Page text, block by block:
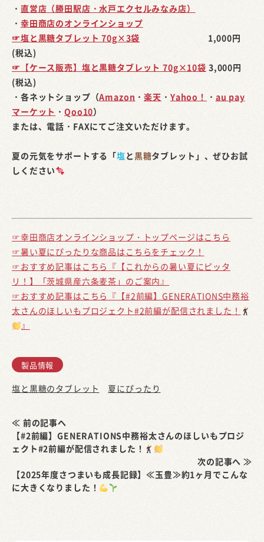
・ 直営店（勝田駅店・水戸エクセルみなみ店）
・ 幸田商店のオンラインショップ
☞塩と黒糖タブレット 70g×3袋 1,000円
(税込)
☞【ケース販売】塩と黒糖タブレット 70g×10袋 3,000円
(税込)
・各ネットショップ（Amazon ・楽天 ・ Yahoo！ ・ au pay
マーケット ・Qoo10）
または、電話・FAXにてご注文いただけます。
夏の元気をサポートする「塩と黒糖タブレット」、ぜひお試
しください
☞幸田商店オンラインショップ・トップページはこちら
☞暑い夏にぴったりな商品はこちらをチェック！
☞おすすめ記事はこちら『【これからの暑い夏にピッタ
リ！】「茨城県産六条麦茶」のご案内』
☞おすすめ記事はこちら『【#2前編】GENERATIONS中務裕
太さんのほしいもプロジェクト#2前編が配信されました！
』
製品情報
塩と黒糖のタブレット 夏にぴったり
≪ 前の記事へ
【#2前編】GENERATIONS中務裕太さんのほしいもプロジ
ェクト#2前編が配信されました！
次の記事へ ≫
【2025年度さつまいも成長記録】≪玉豊≫約1ヶ月でこんな
に大きくなりました！